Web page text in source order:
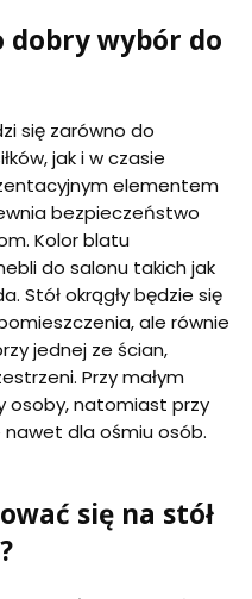
dobry wybór do
się zarówno do
jak i w czasie
elementem
bezpieczeństwo
Kolor blatu
do salonu takich jak
Stół okrągły będzie się
ale równie
jednej ze ścian,
Przy małym
osoby, natomiast przy
nawet dla ośmiu osób.
się na stół